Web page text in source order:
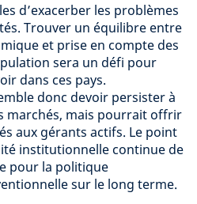
d’exacerber les problèmes
Trouver un équilibre entre
et prise en compte des
sera un défi pour
dans ces pays.
donc devoir persister à
marchés, mais pourrait offrir
aux gérants actifs. Le point
institutionnelle continue de
pour la politique
sur le long terme.